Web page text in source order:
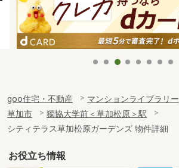
goo住宅・不動産 マンションライブラリー
草加市
獨協大学前＜草加松原＞駅
シティテラス草加松原ガーデンズ 物件詳細
お役立ち情報